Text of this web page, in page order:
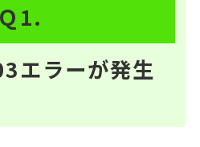
Ｑ1.
エラーが発生